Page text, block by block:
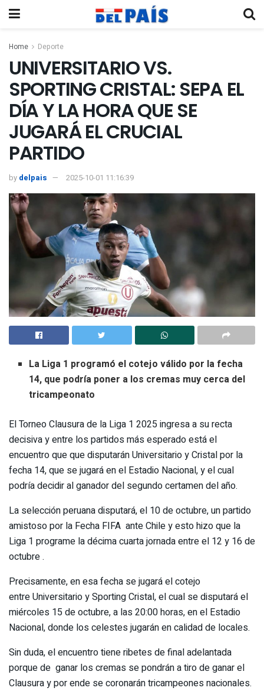
Home Deporte
UNIVERSITARIO VS.
SPORTING CRISTAL: SEPA EL
DÍA Y LA HORA QUE SE
JUGARÁ EL CRUCIAL
PARTIDO
by delpais 2025-10-01 11:16:39
La Liga 1 programó el cotejo válido por la fecha
14, que podría poner a los cremas muy cerca del
tricampeonato
El Torneo Clausura de la Liga 1 2025 ingresa a su recta
decisiva y entre los partidos más esperado está el
encuentro que que disputarán Universitario y Cristal por la
fecha 14, que se jugará en el Estadio Nacional, y el cual
podría decidir al ganador del segundo certamen del año.
La selección peruana disputará, el 10 de octubre, un partido
amistoso por la Fecha FIFA ante Chile y esto hizo que la
Liga 1 programe la décima cuarta jornada entre el 12 y 16 de
octubre .
Precisamente, en esa fecha se jugará el cotejo
entre Universitario y Sporting Cristal, el cual se disputará el
miércoles 15 de octubre, a las 20:00 horas, en el Estadio
Nacional, donde los celestes jugarán en calidad de locales.
Sin duda, el encuentro tiene ribetes de final adelantada
porque de ganar los cremas se pondrán a tiro de ganar el
Clausura y por ende se coronarán tricampeones nacionales.